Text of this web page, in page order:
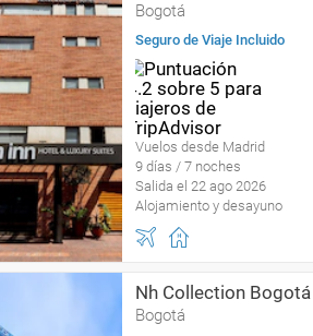
Bogotá
Seguro de Viaje Incluido
Vuelos desde Madrid
9 días / 7 noches
Salida el 22 ago 2026
Alojamiento y desayuno
Nh Collection Bogotá
Bogotá